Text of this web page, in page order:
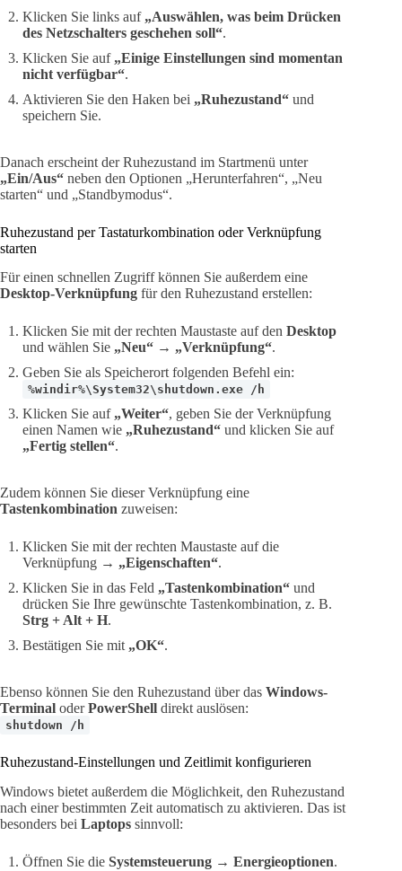
Klicken Sie links auf „Auswählen, was beim Drücken
des Netzschalters geschehen soll“.
Klicken Sie auf „Einige Einstellungen sind momentan
nicht verfügbar“.
Aktivieren Sie den Haken bei „Ruhezustand“ und
speichern Sie.
Danach erscheint der Ruhezustand im Startmenü unter
„Ein/Aus“ neben den Optionen „Herunterfahren“, „Neu
starten“ und „Standbymodus“.
Ruhezustand per Tastaturkombination oder Verknüpfung
starten
Für einen schnellen Zugriff können Sie außerdem eine
Desktop-Verknüpfung für den Ruhezustand erstellen:
Klicken Sie mit der rechten Maustaste auf den Desktop
und wählen Sie „Neu“ → „Verknüpfung“.
Geben Sie als Speicherort folgenden Befehl ein:
%windir%\System32\shutdown.exe /h
Klicken Sie auf „Weiter“, geben Sie der Verknüpfung
einen Namen wie „Ruhezustand“ und klicken Sie auf
„Fertig stellen“.
Zudem können Sie dieser Verknüpfung eine
Tastenkombination zuweisen:
Klicken Sie mit der rechten Maustaste auf die
Verknüpfung → „Eigenschaften“.
Klicken Sie in das Feld „Tastenkombination“ und
drücken Sie Ihre gewünschte Tastenkombination, z. B.
Strg + Alt + H.
Bestätigen Sie mit „OK“.
Ebenso können Sie den Ruhezustand über das Windows-
Terminal oderPowerShell direkt auslösen:
shutdown /h
Ruhezustand-Einstellungen und Zeitlimit konfigurieren
Windows bietet außerdem die Möglichkeit, den Ruhezustand
nach einer bestimmten Zeit automatisch zu aktivieren. Das ist
besonders bei Laptops sinnvoll:
Öffnen Sie die Systemsteuerung → Energieoptionen.